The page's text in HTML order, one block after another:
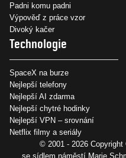
Padni komu padni
Výpověď z práce vzor
Divoký kačer
Technologie
SpaceX na burze
Nejlepší telefony
Nejlepší AI zdarma
Nejlepší chytré hodinky
Nejlepší VPN – srovnání
Netflix filmy a seriály
© 2001 - 2026 Copyright
se sídlem náměstí Marie